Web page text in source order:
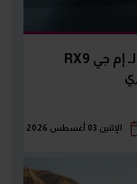
بسعر 1.9 مليون جنيه.. المواصفات الكاملة لـ إم جي RX9
الإثنين 03 أغسطس 2026